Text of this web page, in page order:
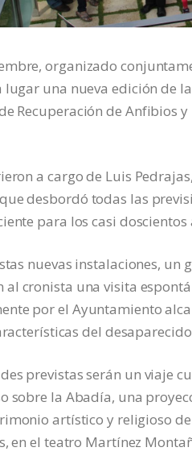
organizado
una nueva edición de
Recuperación de Anfibios
a cargo de Luis
desbordó todas las
para los casi doscientos
nuevas instalaciones, un
cronista una visita
por el Ayuntamiento
del
previstas serán un viaje
sobre la Abadía, una
artístico y religioso
en el teatro Martínez